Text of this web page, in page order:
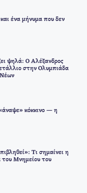
ένα μήνυμα που δεν
ψηλά: Ο Αλέξανδρος
στην Ολυμπιάδα
Νέων
κόκκινο — η
Τι σημαίνει η
του Μνημείου του